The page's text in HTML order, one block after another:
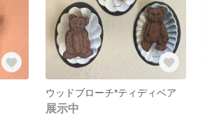
ウッドブローチ*ティディベア
展示中